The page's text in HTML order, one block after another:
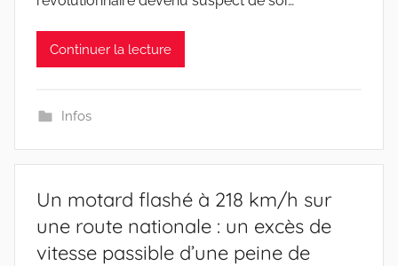
Continuer la lecture
Infos
Un motard flashé à 218 km/h sur
une route nationale : un excès de
vitesse passible d’une peine de